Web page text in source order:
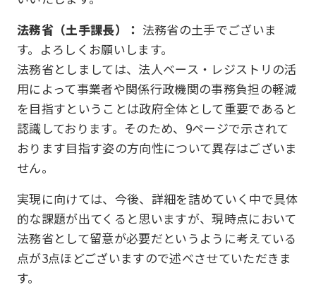
法務省（土手課長）： 法務省の土手でございま
す。よろしくお願いします。
法務省としましては、法人ベース・レジストリの活
用によって事業者や関係行政機関の事務負担の軽減
を目指すということは政府全体として重要であると
認識しております。そのため、9ページで示されて
おります目指す姿の方向性について異存はございま
せん。
実現に向けては、今後、詳細を詰めていく中で具体
的な課題が出てくると思いますが、現時点において
法務省として留意が必要だというように考えている
点が3点ほどございますので述べさせていただきま
す。